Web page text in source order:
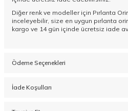
Diğer renk ve modeller için Pırlanta
inceleyebilir, size en uygun pırlanta
kargo ve 14 gün içinde ücretsiz iade
Ödeme Seçenekleri
İade Koşulları